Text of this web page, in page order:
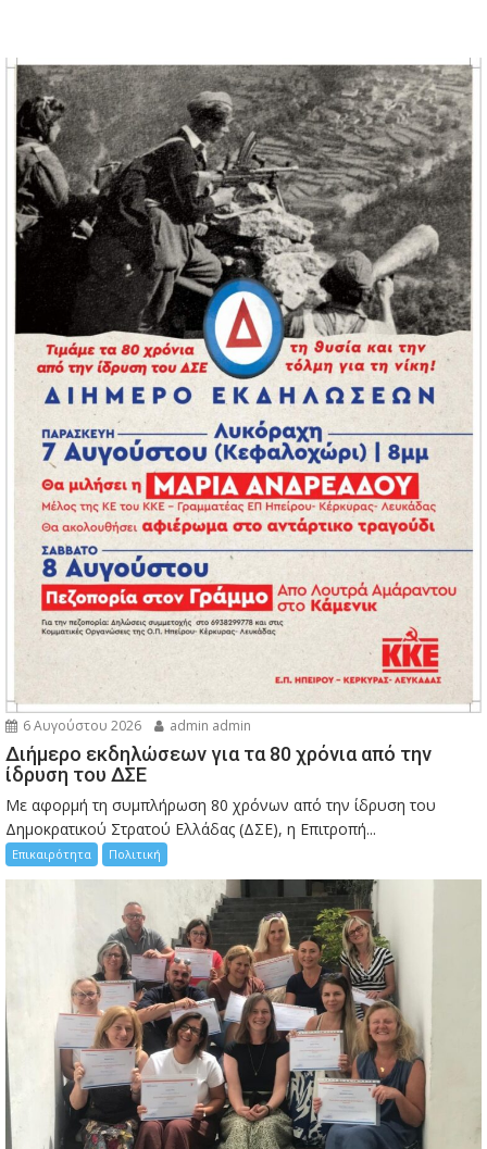
6 Αυγούστου 2026 admin admin
Διήμερο εκδηλώσεων για τα 80 χρόνια από την
ίδρυση του ΔΣΕ
Με αφορμή τη συμπλήρωση 80 χρόνων από την ίδρυση του
Δημοκρατικού Στρατού Ελλάδας (ΔΣΕ), η Επιτροπή...
Επικαιρότητα Πολιτική